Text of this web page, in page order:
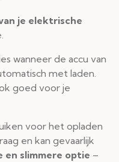
je elektrische
wanneer de accu van
met laden.
goed voor je
voor het opladen
en kan gevaarlijk
en slimmere optie –